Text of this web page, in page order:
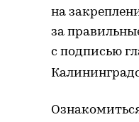
на
за
с подписью